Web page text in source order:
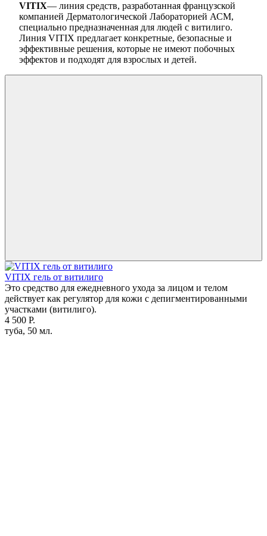
VITIX— линия средств, разработанная французской
компанией Дерматологической Лабораторией АСМ,
специально предназначенная для людей с витилиго.
Линия VITIX предлагает конкретные, безопасные и
эффективные решения, которые не имеют побочных
эффектов и подходят для взрослых и детей.
VITIX гель от витилиго
Это средство для ежедневного ухода за лицом и телом
действует как регулятор для кожи с депигментированными
участками (витилиго).
4 500 Р.
туба, 50 мл.